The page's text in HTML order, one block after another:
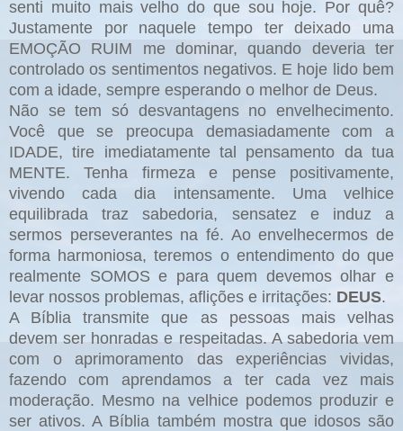
senti muito mais velho do que sou hoje. Por quê?
Justamente por naquele tempo ter deixado uma
EMOÇÃO RUIM me dominar, quando deveria ter
controlado os sentimentos negativos. E hoje lido bem
com a idade, sempre esperando o melhor de Deus.
Não se tem só desvantagens no envelhecimento.
Você que se preocupa demasiadamente com a
IDADE, tire imediatamente tal pensamento da tua
MENTE. Tenha firmeza e pense positivamente,
vivendo cada dia intensamente. Uma velhice
equilibrada traz sabedoria, sensatez e induz a
sermos perseverantes na fé. Ao envelhecermos de
forma harmoniosa, teremos o entendimento do que
realmente SOMOS e para quem devemos olhar e
levar nossos problemas, aflições e irritações: DEUS.
A Bíblia transmite que as pessoas mais velhas
devem ser honradas e respeitadas. A sabedoria vem
com o aprimoramento das experiências vividas,
fazendo com aprendamos a ter cada vez mais
moderação. Mesmo na velhice podemos produzir e
ser ativos. A Bíblia também mostra que idosos são